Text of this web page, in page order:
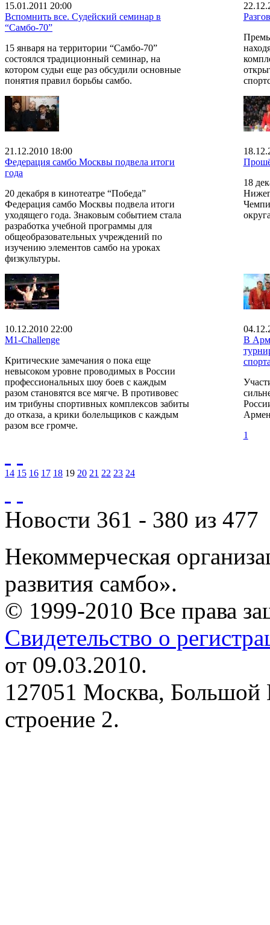
15.01.2011 20:00
Вспомнить все. Судейский семинар в
“Самбо-70”
15 января на территории “Самбо-70”
состоялся традиционный семинар, на
котором судьи еще раз обсудили основные
понятия правил борьбы самбо.
21.12.2010 18:00
Федерация самбо Москвы подвела итоги
года
20 декабря в кинотеатре “Победа”
Федерация самбо Москвы подвела итоги
уходящего года. Знаковым событием стала
разработка учебной программы для
общеобразовательных учреждений по
изучению элементов самбо на уроках
физкультуры.
18
10.12.2010 22:00
M1-Challenge
Критические замечания о пока еще
невысоком уровне проводимых в России
профессиональных шоу боев с каждым
разом становятся все мягче. В противовес
им трибуны спортивных комплексов забиты
до отказа, а крики болельщиков с каждым
разом все громче.
В
1
14 15 16 17 18 19 20 21 22 23 24
Новости 361 - 380 из 477
Некоммерческая
развития самбо».
© 1999-2010 Все права
Свидетельство о
от 09.03.2010.
127051 Москва, Большой
строение 2.